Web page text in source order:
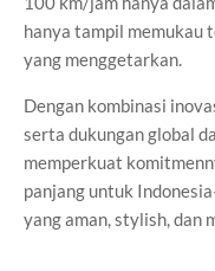
hanya tampil memukau
yang menggetarkan.
Dengan kombinasi
serta dukungan global
memperkuat
panjang untuk
yang aman, stylish, dan